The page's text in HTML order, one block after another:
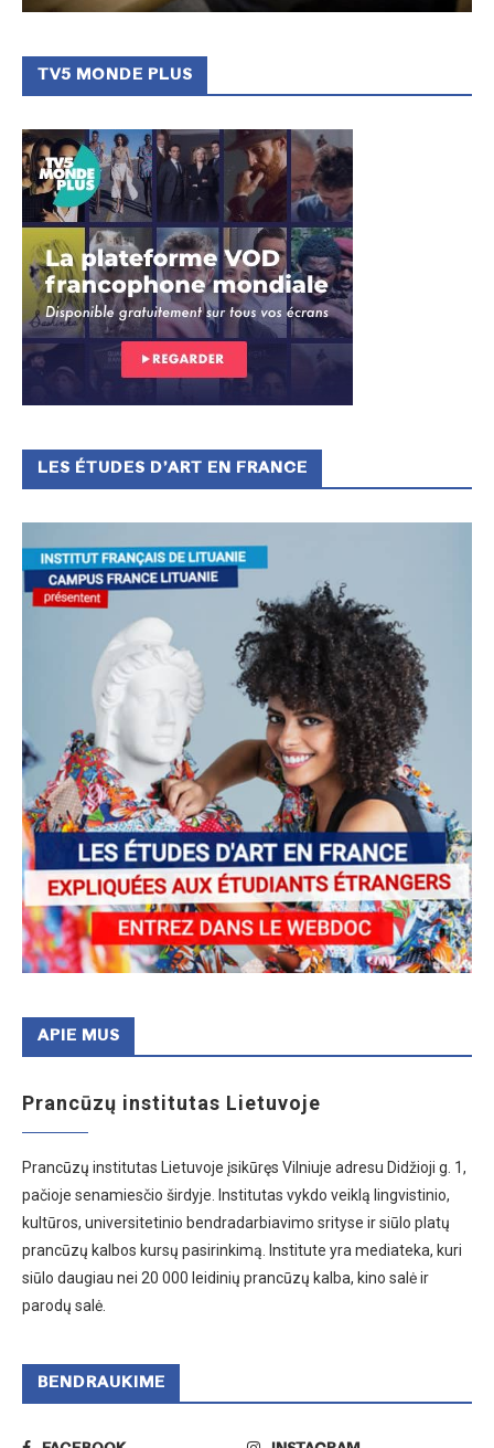
TV5 MONDE PLUS
LES ÉTUDES D’ART EN FRANCE
APIE MUS
Prancūzų institutas Lietuvoje
Prancūzų institutas Lietuvoje įsikūręs Vilniuje adresu Didžioji g. 1,
pačioje senamiesčio širdyje. Institutas vykdo veiklą lingvistinio,
kultūros, universitetinio bendradarbiavimo srityse ir siūlo platų
prancūzų kalbos kursų pasirinkimą. Institute yra mediateka, kuri
siūlo daugiau nei 20 000 leidinių prancūzų kalba, kino salė ir
parodų salė.
BENDRAUKIME